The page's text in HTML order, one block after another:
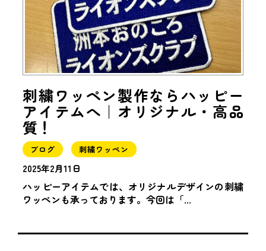
刺繍ワッペン製作ならハッピー
アイテムへ｜オリジナル・高品
質！
ブログ 刺繍ワッペン
2025年2月11日
ハッピーアイテムでは、オリジナルデザインの刺繍
ワッペンも承っております。今回は「...